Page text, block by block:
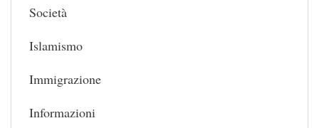
Società
Islamismo
Immigrazione
Informazioni